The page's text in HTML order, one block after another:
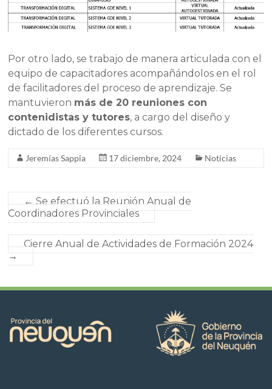
Por otro lado, se trabajo de manera articulada con el
equipo de capacitadores acompañándolos en el rol
de facilitadores del proceso de aprendizaje. Se
mantuvieron más de 20 reuniones con
contenidistas y tutores, a cargo del diseño y
dictado de los diferentes cursos.
Jeremías Sappia 17 diciembre, 2024 Noticias
← Se efectuó la Reunión Anual de
Coordinadores Provinciales
Cierre Anual de Actividades de Formación 2024
→